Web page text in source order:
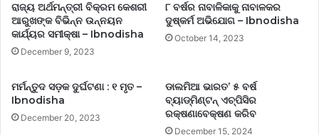
ରାଜ୍ୟ ଅର୍ଥମନ୍ତ୍ରୀ ବିକ୍ରମ କେଶରୀ
ଆରୁଖଙ୍କ ବିଭିନ୍ନ ଉନ୍ନୟନ
କାର୍ଯ୍ୟର ସମୀକ୍ଷା – Ibnodisha
December 9, 2023
୮ ବର୍ଷର ନାବାଳିକାକୁ ନାବାଳକର
ଦୁଷ୍କର୍ମ ଅଭିଯୋଗ – Ibnodisha
October 14, 2023
ମର୍ମନ୍ତୁଦ ସଡ଼କ ଦୁର୍ଘଟଣା : ୧ ମୃତ –
Ibnodisha
December 20, 2023
ଡାଲମିଆ ଭାରତ’ ୫ ବର୍ଷ
ବ୍ୟାଡ୍‌ମିଣ୍ଟନ୍‌ ଏଚ୍‌ପିସିର
ରକ୍ଷଣାବେକ୍ଷଣ କରିବ
December 15, 2024